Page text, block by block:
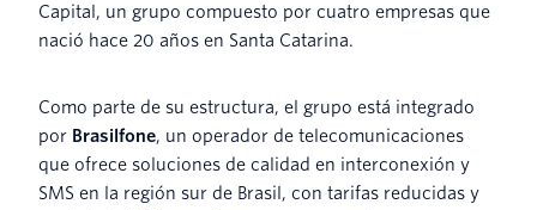
Capital, un grupo compuesto por cuatro empresas que
nació hace 20 años en Santa Catarina.
Como parte de su estructura, el grupo está integrado
por Brasilfone, un operador de telecomunicaciones
que ofrece soluciones de calidad en interconexión y
SMS en la región sur de Brasil, con tarifas reducidas y